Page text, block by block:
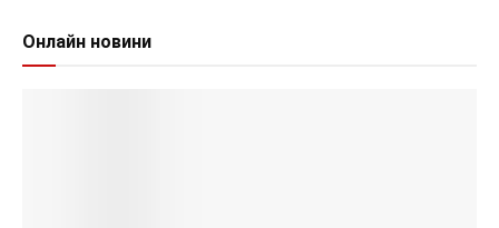
Онлайн новини